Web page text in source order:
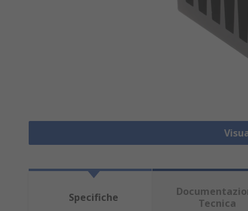
Specifiche
Tecnica